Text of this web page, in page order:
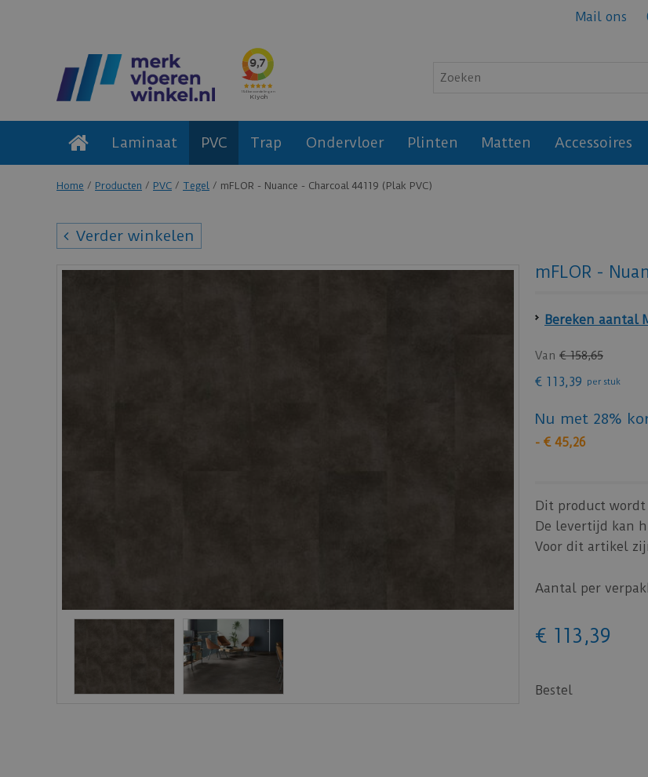
Home Producten PVC Tegel mFLOR - Nuance - Charcoal 44119 (Plak PVC)
Mail ons
Laminaat PVC Trap Ondervloer Plinten Matten Accessoires
Verder winkelen
mFLOR -
Bereken aantal
Van € 158,65
€ 113,39 per stuk
Nu met 28%
- € 45,26
Dit product wordt
De levertijd kan
Voor dit artikel
Aantal per
€ 113 ,39
Bestel